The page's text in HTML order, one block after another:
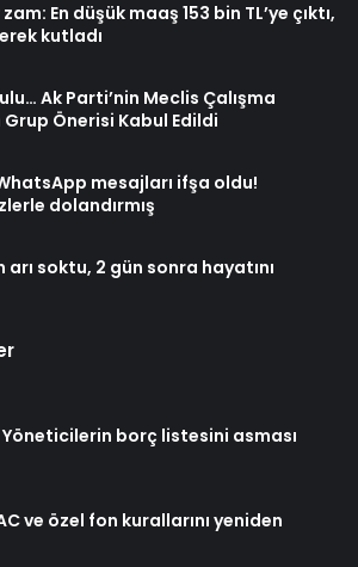
En düşük maaş 153 bin TL’ye çıktı,
kutladı
Ak Parti’nin Meclis Çalışma
Önerisi Kabul Edildi
mesajları ifşa oldu!
dolandırmış
soktu, 2 gün sonra hayatını
Yöneticilerin borç listesini asması
ve özel fon kurallarını yeniden